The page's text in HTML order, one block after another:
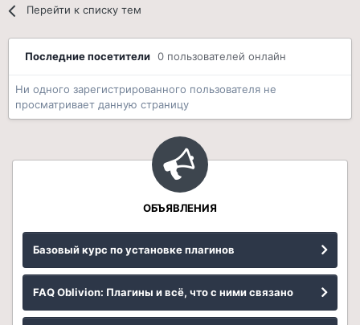
Перейти к списку тем
Последние посетители 0 пользователей онлайн
Ни одного зарегистрированного пользователя не
просматривает данную страницу
ОБЪЯВЛЕНИЯ
Базовый курс по установке плагинов
FAQ Oblivion: Плагины и всё, что с ними связано